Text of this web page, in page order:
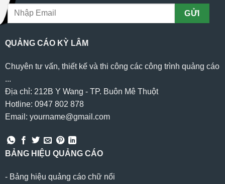
QUẢNG CÁO KỲ LÂM
Chuyên tư vấn, thiết kế và thi công các công trình quảng cáo
...
Địa chỉ: 212B Y Wang - TP. Buôn Mê Thuột
Hotline: 0947 802 878
Email: yourname@gmail.com
BẢNG HIỆU QUẢNG CÁO
- Bảng hiệu quảng cáo chữ nổi